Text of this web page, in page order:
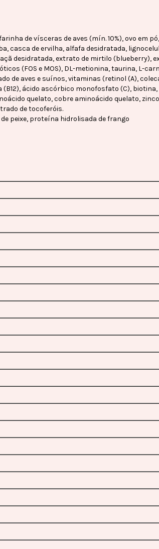
de vísceras de aves (mín. 10%), ovo em
casca de ervilha, alfafa desidratada,
desidratada, extrato de mirtilo (blueberry),
(FOS e MOS), DL-metionina, taurina, L-
de aves e suínos, vitaminas (retinol (A),
ácido ascórbico monofosfato (C),
quelato, cobre aminoácido quelato,
de tocoferóis.
peixe, proteína hidrolisada de frango